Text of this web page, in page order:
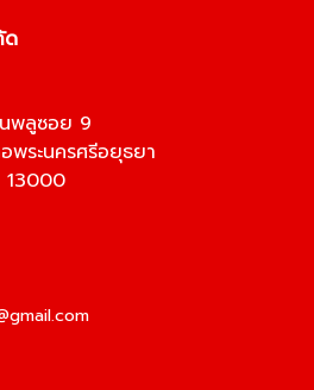
ด
พลูซอย 9
พระนครศรีอยุธยา
13000